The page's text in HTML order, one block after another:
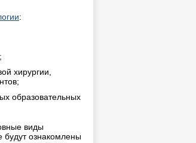
:
хирургии,
образовательных
виды
будут ознакомлены